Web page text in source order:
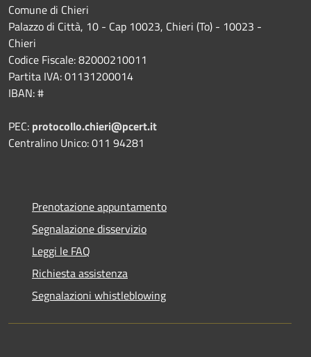
Comune di Chieri
Palazzo di Città, 10 - Cap 10023, Chieri (To) - 10023 -
Chieri
Codice Fiscale: 82000210011
Partita IVA: 01131200014
IBAN: #
PEC: protocollo.chieri@pcert.it
Centralino Unico: 011 94281
Prenotazione appuntamento
Segnalazione disservizio
Leggi le FAQ
Richiesta assistenza
Segnalazioni whistleblowing